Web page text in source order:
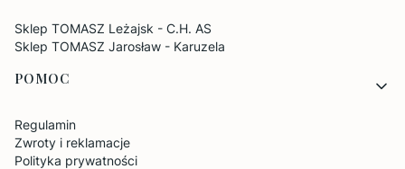
Sklep TOMASZ Leżajsk - C.H. AS
Sklep TOMASZ Jarosław - Karuzela
POMOC
Regulamin
Zwroty i reklamacje
Polityka prywatności